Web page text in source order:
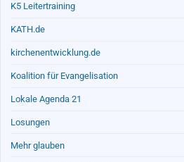
K5 Leitertraining
KATH.de
kirchenentwicklung.de
Koalition für Evangelisation
Lokale Agenda 21
Losungen
Mehr glauben